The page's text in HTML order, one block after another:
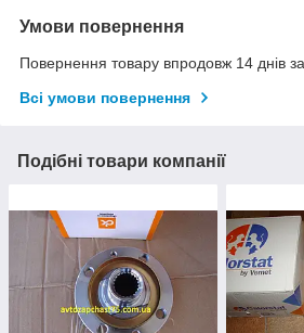
Умови повернення
Повернення товару впродовж 14 днів
Всі умови повернення
Подібні товари компанії